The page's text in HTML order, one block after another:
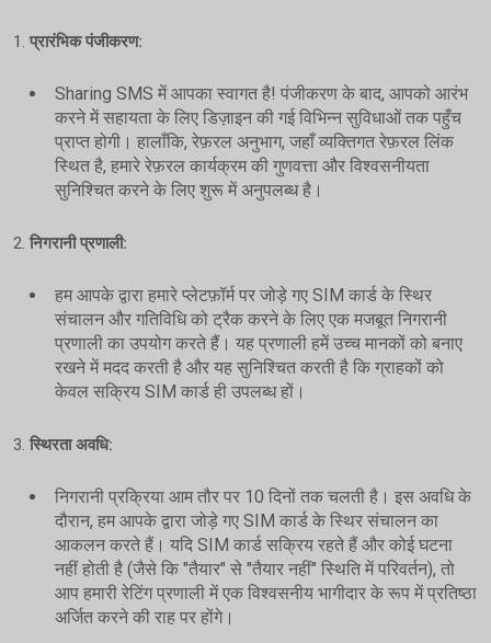
1. प्रारंभिक पंजीकरण:
Sharing SMS में आपका स्वागत है! पंजीकरण के बाद, आपको आरंभ
करने में सहायता के लिए डिज़ाइन की गई विभिन्न सुविधाओं तक पहुँच
प्राप्त होगी। हालाँकि, रेफ़रल अनुभाग, जहाँ व्यक्तिगत रेफ़रल लिंक
स्थित है, हमारे रेफ़रल कार्यक्रम की गुणवत्ता और विश्वसनीयता
सुनिश्चित करने के लिए शुरू में अनुपलब्ध है।
2. निगरानी प्रणाली:
हम आपके द्वारा हमारे प्लेटफ़ॉर्म पर जोड़े गए SIM कार्ड के स्थिर
संचालन और गतिविधि को ट्रैक करने के लिए एक मजबूत निगरानी
प्रणाली का उपयोग करते हैं। यह प्रणाली हमें उच्च मानकों को बनाए
रखने में मदद करती है और यह सुनिश्चित करती है कि ग्राहकों को
केवल सक्रिय SIM कार्ड ही उपलब्ध हों।
3. स्थिरता अवधि:
निगरानी प्रक्रिया आम तौर पर 10 दिनों तक चलती है। इस अवधि के
दौरान, हम आपके द्वारा जोड़े गए SIM कार्ड के स्थिर संचालन का
आकलन करते हैं। यदि SIM कार्ड सक्रिय रहते हैं और कोई घटना
नहीं होती है (जैसे कि "तैयार" से "तैयार नहीं" स्थिति में परिवर्तन), तो
आप हमारी रेटिंग प्रणाली में एक विश्वसनीय भागीदार के रूप में प्रतिष्ठा
अर्जित करने की राह पर होंगे।